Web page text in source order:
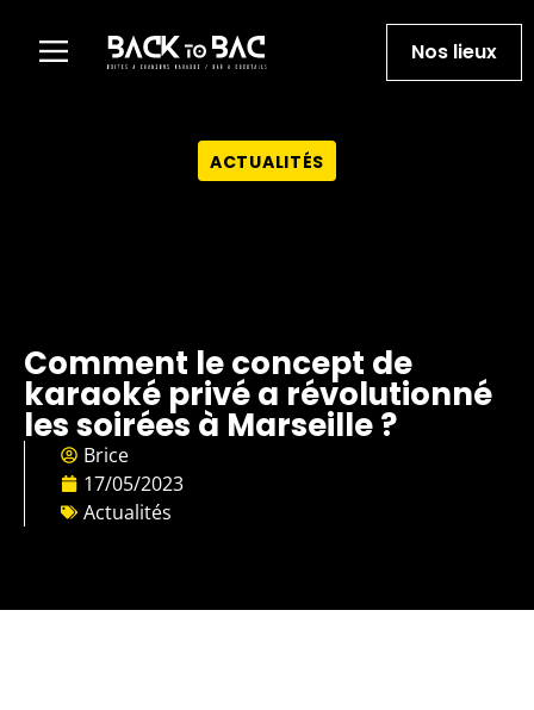
Nos lieux
ACTUALITÉS
Comment le concept de
karaoké privé a révolutionné
les soirées à Marseille ?
Brice
17/05/2023
Actualités